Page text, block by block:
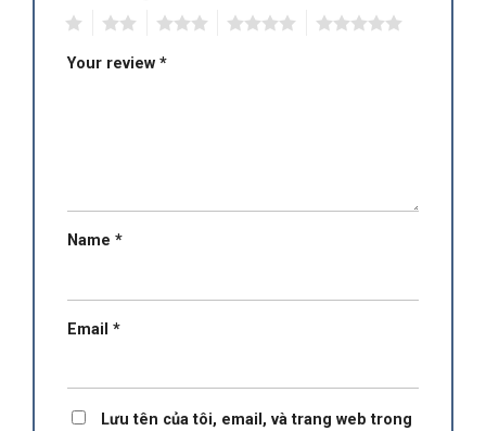
Your review *
Name *
Email *
Lưu tên của tôi, email, và trang web trong